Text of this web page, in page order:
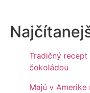
Tradičný recept
čokoládou
Majú v